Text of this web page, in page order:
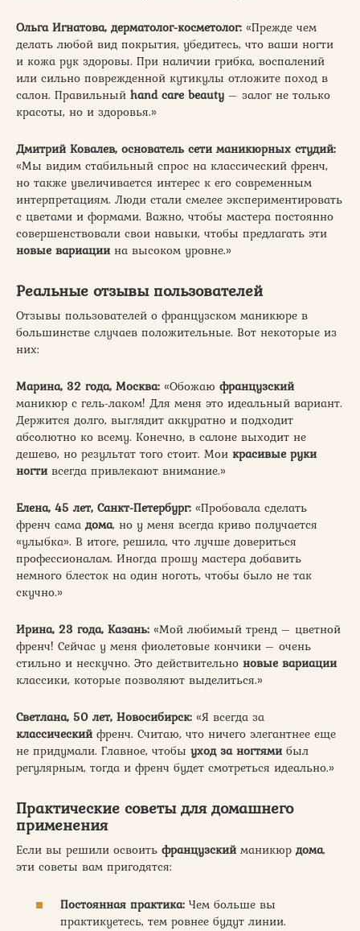
Ольга Игнатова, дерматолог-косметолог: «Прежде чем
делать любой вид покрытия, убедитесь, что ваши ногти
и кожа рук здоровы. При наличии грибка, воспалений
или сильно поврежденной кутикулы отложите поход в
салон. Правильный hand care beauty – залог не только
красоты, но и здоровья.»
Дмитрий Ковалев, основатель сети маникюрных студий:
«Мы видим стабильный спрос на классический френч,
но также увеличивается интерес к его современным
интерпретациям. Люди стали смелее экспериментировать
с цветами и формами. Важно, чтобы мастера постоянно
совершенствовали свои навыки, чтобы предлагать эти
новые вариациина высоком уровне.»
Реальные отзывы пользователей
Отзывы пользователей о французском маникюре в
большинстве случаев положительные. Вот некоторые из
них:
Марина, 32 года, Москва: «Обожаю французский
маникюр с гель-лаком! Для меня это идеальный вариант.
Держится долго, выглядит аккуратно и подходит
абсолютно ко всему. Конечно, в салоне выходит не
дешево, но результат того стоит. Мои красивые руки
ногтивсегда привлекают внимание.»
Елена, 45 лет, Санкт-Петербург: «Пробовала сделать
френч сама дома, но у меня всегда криво получается
«улыбка». В итоге, решила, что лучше довериться
профессионалам. Иногда прошу мастера добавить
немного блесток на один ноготь, чтобы было не так
скучно.»
Ирина, 23 года, Казань: «Мой любимый тренд – цветной
френч! Сейчас у меня фиолетовые кончики – очень
стильно и нескучно. Это действительно новые вариации
классики, которые позволяют выделиться.»
Светлана, 50 лет, Новосибирск: «Я всегда за
классическийфренч. Считаю, что ничего элегантнее еще
не придумали. Главное, чтобы уход за ногтямибыл
регулярным, тогда и френч будет смотреться идеально.»
Практические советы для домашнего
применения
Если вы решили освоить французскийманикюр дома,
эти советы вам пригодятся:
Постоянная практика: Чем больше вы
практикуетесь, тем ровнее будут линии.